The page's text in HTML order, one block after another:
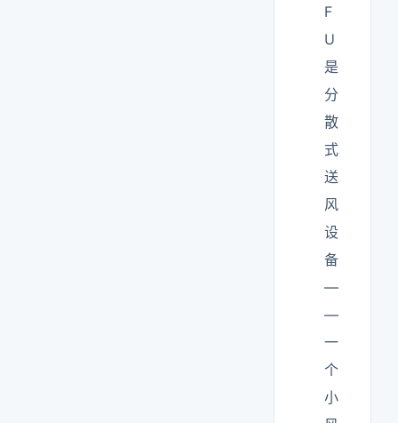
F
U
是
分
散
式
送
风
设
备
—
—
一
个
小